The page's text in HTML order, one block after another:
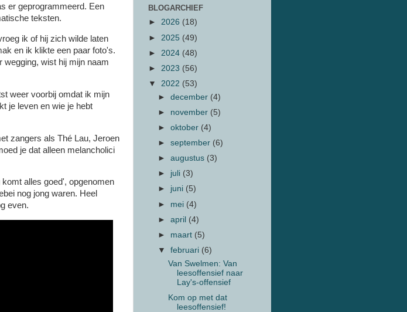
er geprogrammeerd. Een
teksten.
ik of hij zich wilde laten
en ik klikte een paar foto's.
wegging, wist hij mijn naam
weer voorbij omdat ik mijn
je leven en wie je hebt
zangers als Thé Lau, Jeroen
je dat alleen melancholici
alles goed', opgenomen
nog jong waren. Heel
even.
BLOGARCHIEF
► 2026 (18)
► 2025 (49)
► 2024 (48)
► 2023 (56)
▼ 2022 (53)
►december (4)
► november (5)
►oktober (4)
►september (6)
►augustus (3)
► juli (3)
► juni (5)
► mei (4)
►april (4)
► maart (5)
▼februari (6)
Van Swelmen: Van
leesoffensief naar
Lay's-offensief
Kom op met dat
leesoffensief!